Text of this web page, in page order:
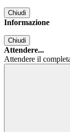
Chiudi
Informazione
Chiudi
Attendere...
Attendere il